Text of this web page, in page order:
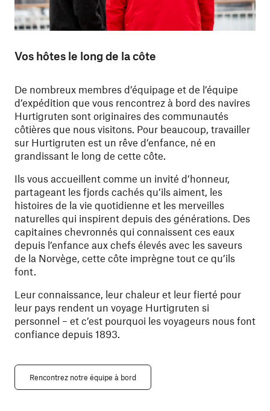
Vos hôtes le long de la côte
De nombreux membres d’équipage et de l’équipe
d’expédition que vous rencontrez à bord des navires
Hurtigruten sont originaires des communautés
côtières que nous visitons. Pour beaucoup, travailler
sur Hurtigruten est un rêve d’enfance, né en
grandissant le long de cette côte.
Ils vous accueillent comme un invité d’honneur,
partageant les fjords cachés qu’ils aiment, les
histoires de la vie quotidienne et les merveilles
naturelles qui inspirent depuis des générations. Des
capitaines chevronnés qui connaissent ces eaux
depuis l’enfance aux chefs élevés avec les saveurs
de la Norvège, cette côte imprègne tout ce qu’ils
font.
Leur connaissance, leur chaleur et leur fierté pour
leur pays rendent un voyage Hurtigruten si
personnel – et c’est pourquoi les voyageurs nous font
confiance depuis 1893.
Rencontrez notre équipe à bord